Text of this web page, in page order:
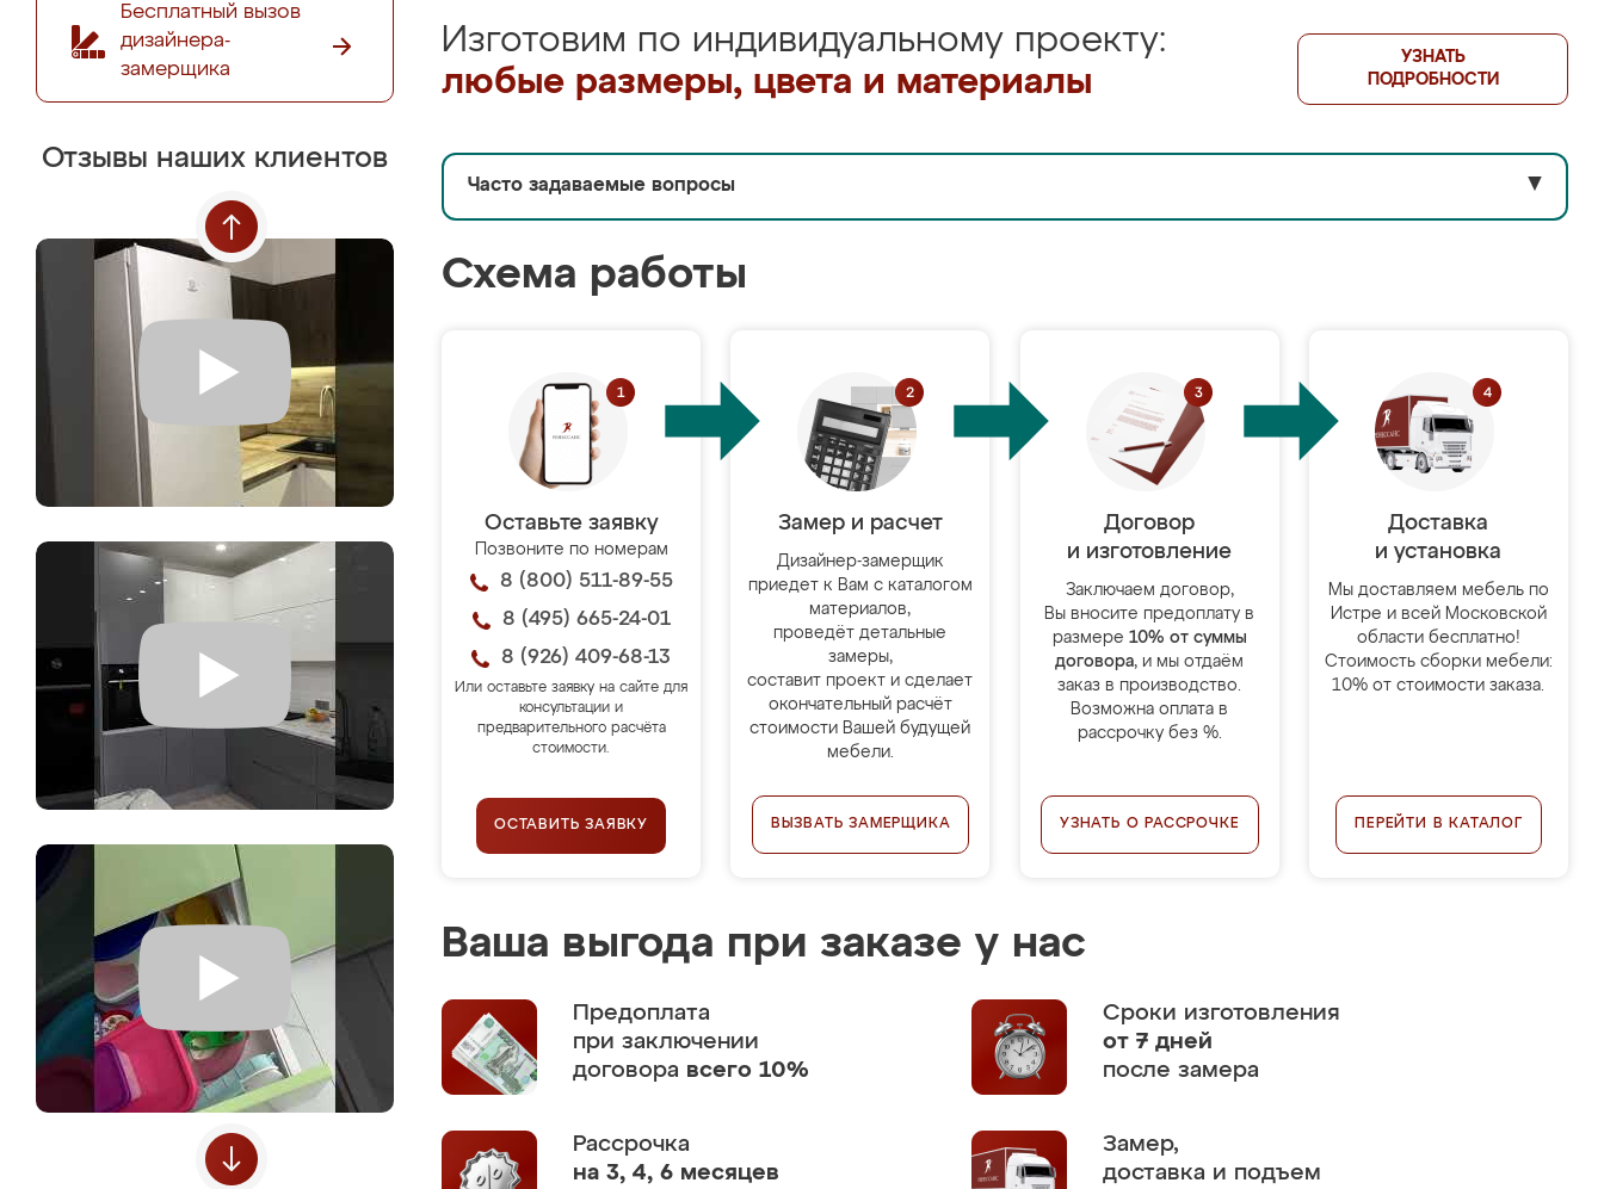
Бесплатный вызов
дизайнера-
замерщика
Отзывы наших клиентов
Изготовим по индивидуальному проекту:
любые размеры, цвета и материалы
УЗНАТЬ
ПОДРОБНОСТИ
Часто задаваемые вопросы ▼
Схема работы
Оставьте заявку
Позвоните по номерам
8 (800) 511-89-55
8 (495) 665-24-01
8 (926) 409-68-13
Или оставьте заявку на сайте для
консультации и
предварительного расчёта
стоимости.
ОСТАВИТЬ ЗАЯВКУ
Замер и расчет
Дизайнер-замерщик
приедет к Вам с каталогом
материалов,
проведёт детальные
замеры,
составит проект и сделает
окончательный расчёт
стоимости Вашей будущей
мебели.
ВЫЗВАТЬ ЗАМЕРЩИКА
Договор
и изготовление
Заключаем договор,
Вы вносите предоплату в
размере 10% от суммы
договора, и мы отдаём
заказ в производство.
Возможна оплата в
рассрочку без %.
УЗНАТЬ О РАССРОЧКЕ
Доставка
и установка
Мы доставляем мебель по
Истре и всей Московской
области бесплатно!
Стоимость сборки мебели:
10% от стоимости заказа.
ПЕРЕЙТИ В КАТАЛОГ
Ваша выгода при заказе у нас
Предоплата
при заключении
договора всего 10%
Сроки изготовления
от 7 дней
после замера
Рассрочка
на 3, 4, 6 месяцев
Замер,
доставка и подъем